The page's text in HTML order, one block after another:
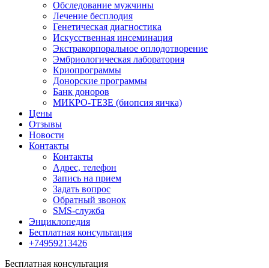
Обследование мужчины
Лечение бесплодия
Генетическая диагностика
Искусственная инсеминация
Экстракорпоральное оплодотворение
Эмбриологическая лаборатория
Криопрограммы
Донорские программы
Банк доноров
МИКРО-ТЕЗЕ (биопсия яичка)
Цены
Отзывы
Новости
Контакты
Контакты
Адрес, телефон
Запись на прием
Задать вопрос
Обратный звонок
SMS-служба
Энциклопедия
Бесплатная консультация
+74959213426
Бесплатная консультация